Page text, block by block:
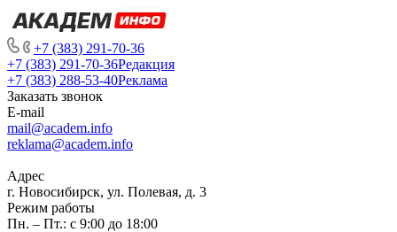
+7 (383) 291-70-36
+7 (383) 291-70-36Редакция
+7 (383) 288-53-40Реклама
Заказать звонок
E-mail
mail@academ.info
reklama@academ.info
Адрес
г. Новосибирск, ул. Полевая, д. 3
Режим работы
Пн. – Пт.: с 9:00 до 18:00